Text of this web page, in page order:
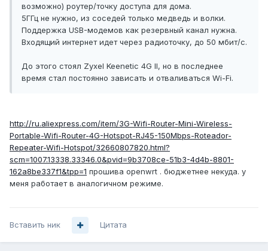
возможно) роутер/точку доступа для дома.
5ГГц не нужно, из соседей только медведь и волки.
Поддержка USB-модемов как резервный канал нужна.
Входящий интернет идет через радиоточку, до 50 мбит/с.
До этого стоял Zyxel Keenetic 4G II, но в последнее
время стал постоянно зависать и отваливаться Wi-Fi.
http://ru.aliexpress.com/item/3G-Wifi-Router-Mini-Wireless-
Portable-Wifi-Router-4G-Hotspot-RJ45-150Mbps-Roteador-
Repeater-Wifi-Hotspot/32660807820.html?
scm=1007.13338.33346.0&pvid=9b3708ce-51b3-4d4b-8801-
162a8be337f1&tpp=1 прошива openwrt . бюджетнее некуда. у
меня работает в аналогичном режиме.
Вставить ник Цитата